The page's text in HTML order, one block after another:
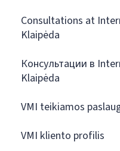
Consultations at
Klaipėda
Консультации в
Klaipėda
VMI teikiamos
VMI kliento profilis